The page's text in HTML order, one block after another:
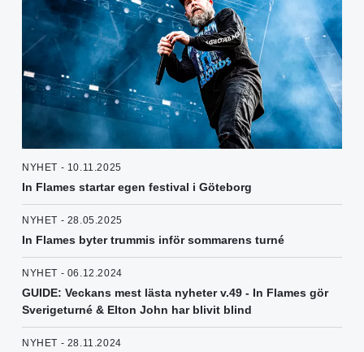
NYHET - 10.11.2025
In Flames startar egen festival i Göteborg
NYHET - 28.05.2025
In Flames byter trummis inför sommarens turné
NYHET - 06.12.2024
GUIDE: Veckans mest lästa nyheter v.49 - In Flames gör
Sverigeturné & Elton John har blivit blind
NYHET - 28.11.2024